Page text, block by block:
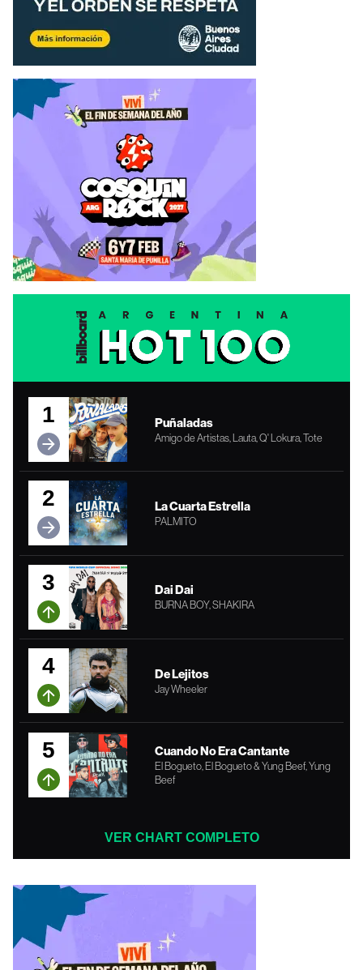
1 Puñaladas
Amigo de Artistas, Lauta, Q' Lokura, Tote
2 La Cuarta Estrella
PALMITO
3 Dai Dai
BURNA BOY, SHAKIRA
4 De Lejitos
Jay Wheeler
5 Cuando No Era Cantante
El Bogueto, El Bogueto & Yung Beef, Yung
Beef
VER CHART COMPLETO